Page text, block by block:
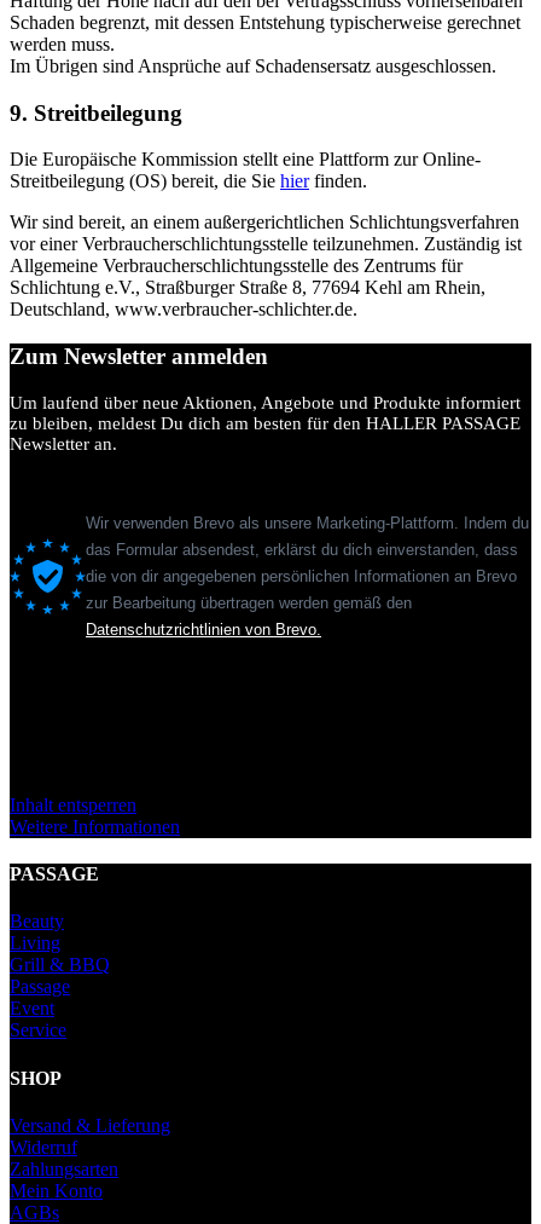
Schaden begrenzt, mit dessen Entstehung typischerweise gerechnet
werden muss.
Im Übrigen sind Ansprüche auf Schadensersatz ausgeschlossen.
9. Streitbeilegung
Die Europäische Kommission stellt eine Plattform zur Online-
Streitbeilegung (OS) bereit, die Sie hierfinden.
Wir sind bereit, an einem außergerichtlichen Schlichtungsverfahren
vor einer Verbraucherschlichtungsstelle teilzunehmen. Zuständig ist
Allgemeine Verbraucherschlichtungsstelle des Zentrums für
Schlichtung e.V., Straßburger Straße 8, 77694 Kehl am Rhein,
Deutschland, www.verbraucher-schlichter.de.
Zum Newsletter anmelden
Um laufend über neue Aktionen, Angebote und Produkte informiert
zu bleiben, meldest Du dich am besten für den HALLER PASSAGE
Newsletter an.
Wir verwenden Brevo als unsere Marketing-Plattform. Indem du
das Formular absendest, erklärst du dich einverstanden, dass
die von dir angegebenen persönlichen Informationen an Brevo
zur Bearbeitung übertragen werden gemäß den
Datenschutzrichtlinien von Brevo.
Inhalt entsperren
Weitere Informationen
PASSAGE
Beauty
Living
Grill & BBQ
Passage
Event
Service
SHOP
Versand & Lieferung
Widerruf
Zahlungsarten
Mein Konto
AGBs